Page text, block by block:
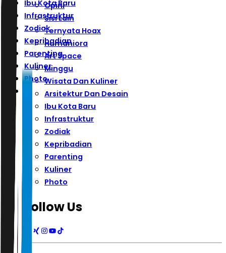
Ibu Kota Baru
Infrastruktur
Zodiak
Kepribadian
Parenting
Kuliner
Photo
Opini
Sisi Lain
Ternyata Hoax
Humaniora
Art Space
Minggu
Wisata Dan Kuliner
Arsitektur Dan Desain
Ibu Kota Baru
Infrastruktur
Zodiak
Kepribadian
Parenting
Kuliner
Photo
Follow Us